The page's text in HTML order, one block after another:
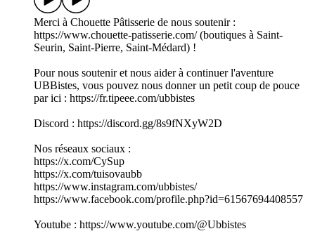
Merci à Chouette Pâtisserie de nous soutenir :
https://www.chouette-patisserie.com/ (boutiques à Saint-
Seurin, Saint-Pierre, Saint-Médard) !
Pour nous soutenir et nous aider à continuer l'aventure
UBBistes, vous pouvez nous donner un petit coup de pouce
par ici : https://fr.tipeee.com/ubbistes
Discord : https://discord.gg/8s9fNXyW2D
Nos réseaux sociaux :
https://x.com/CySup
https://x.com/tuisovaubb
https://www.instagram.com/ubbistes/
https://www.facebook.com/profile.php?id=61567694408557
Youtube : https://www.youtube.com/@Ubbistes